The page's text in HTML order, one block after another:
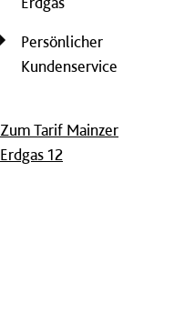
Persönlicher
Kundenservice
Zum Tarif Mainzer
Erdgas 12